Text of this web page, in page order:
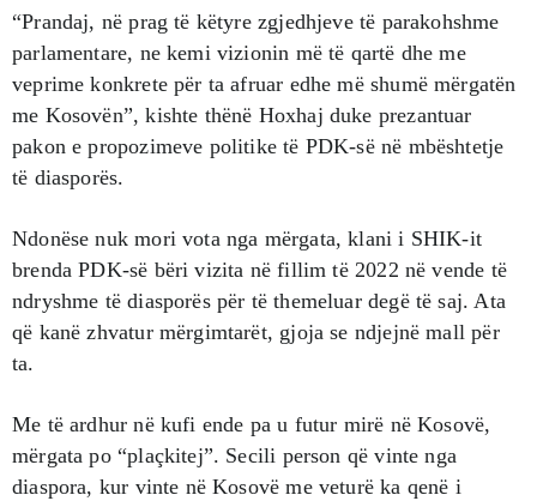
“Prandaj, në prag të këtyre zgjedhjeve të parakohshme
parlamentare, ne kemi vizionin më të qartë dhe me
veprime konkrete për ta afruar edhe më shumë mërgatën
me Kosovën”, kishte thënë Hoxhaj duke prezantuar
pakon e propozimeve politike të PDK-së në mbështetje
të diasporës.
Ndonëse nuk mori vota nga mërgata, klani i SHIK-it
brenda PDK-së bëri vizita në fillim të 2022 në vende të
ndryshme të diasporës për të themeluar degë të saj. Ata
që kanë zhvatur mërgimtarët, gjoja se ndjejnë mall për
ta.
Me të ardhur në kufi ende pa u futur mirë në Kosovë,
mërgata po “plaçkitej”. Secili person që vinte nga
diaspora, kur vinte në Kosovë me veturë ka qenë i